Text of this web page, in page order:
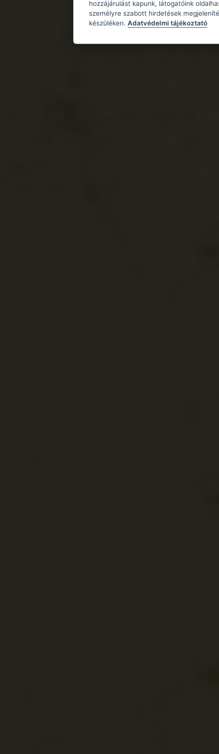
hozzájárulást kapunk, látogatóink
személyre szabott hirdetések
készüléken. Adatvédelmi tájékoztató